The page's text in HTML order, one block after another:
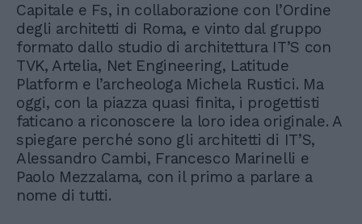
Capitale e Fs, in collaborazione con l’Ordine
degli architetti di Roma, e vinto dal gruppo
formato dallo studio di architettura IT’S con
TVK, Artelia, Net Engineering, Latitude
Platform e l’archeologa Michela Rustici. Ma
oggi, con la piazza quasi finita, i progettisti
faticano a riconoscere la loro idea originale. A
spiegare perché sono gli architetti di IT’S,
Alessandro Cambi, Francesco Marinelli e
Paolo Mezzalama, con il primo a parlare a
nome di tutti.